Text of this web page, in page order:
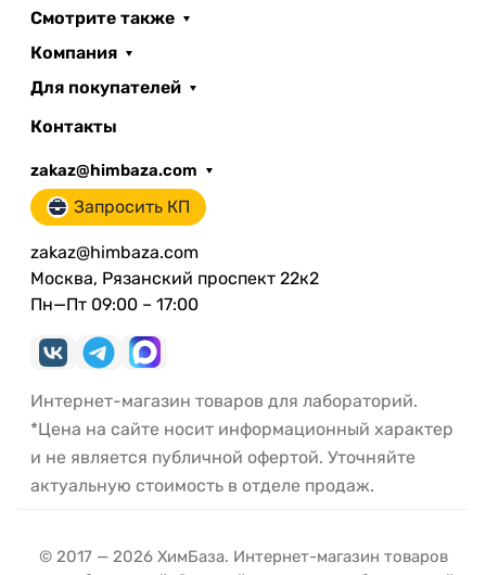
Смотрите также
Компания
Для покупателей
Контакты
zakaz@himbaza.com
Запросить КП
zakaz@himbaza.com
Москва, Рязанский проспект 22к2
Пн—Пт 09:00 – 17:00
Интернет-магазин товаров для лабораторий.
*Цена на сайте носит информационный характер
и не является публичной офертой. Уточняйте
актуальную стоимость в отделе продаж.
© 2017 — 2026 ХимБаза. Интернет-магазин товаров